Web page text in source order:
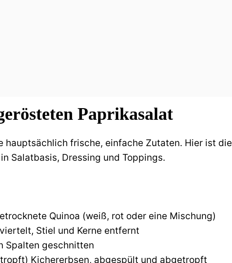
Paprikasalat
hauptsächlich frische, einfache Zutaten. Hier ist die
Salatbasis, Dressing und Toppings.
Quinoa (weiß, rot oder eine Mischung)
Stiel und Kerne entfernt
Spalten geschnitten
Kichererbsen, abgespült und abgetropft